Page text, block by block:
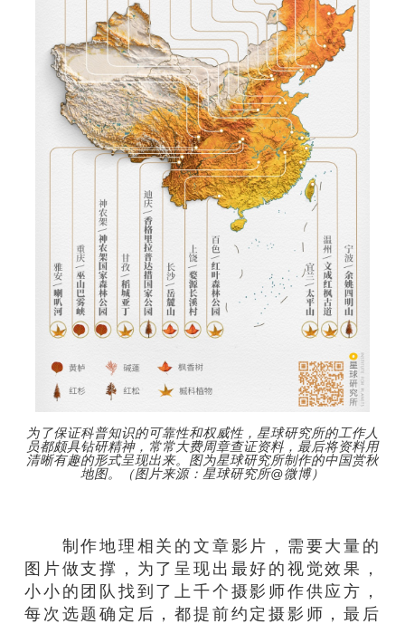
为了保证科普知识的可靠性和权威性，星球研究所的工作人
员都颇具钻研精神，常常大费周章查证资料，最后将资料用
清晰有趣的形式呈现出来。图为星球研究所制作的中国赏秋
地图。（图片来源：星球研究所@微博）
制作地理相关的文章影片，需要大量的
图片做支撑，为了呈现出最好的视觉效果，
小小的团队找到了上千个摄影师作供应方，
每次选题确定后，都提前约定摄影师，最后